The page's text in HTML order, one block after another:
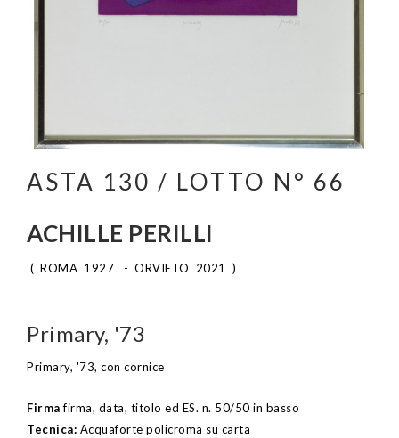
ASTA 130 / LOTTO N° 66
ACHILLE PERILLI
( ROMA 1927 - ORVIETO 2021 )
Primary, '73
Primary, '73, con cornice
Firmafirma, data, titolo ed ES. n. 50/50 in basso
Tecnica: Acquaforte policroma su carta